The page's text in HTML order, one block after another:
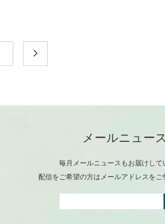
メールニュース
毎月メールニュースもお届けして
配信をご希望の方はメールアドレスをご